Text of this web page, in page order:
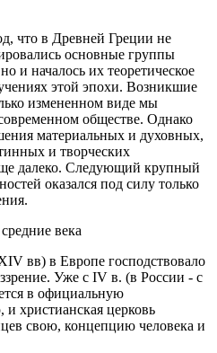
что в Древней Греции не
основные группы
и началось их теоретическое
этой эпохи. Возникшие
измененном виде мы
обществе. Однако
материальных и духовных,
и творческих
далеко. Следующий крупный
оказался под силу только
века
вв) в Европе господствовало
Уже с IV в. (в России - с
в официальную
христианская церковь
свою, концепцию человека и